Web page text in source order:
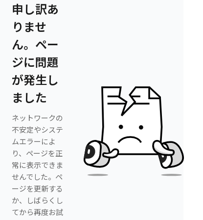
申し訳あ
りませ
ん。ペー
ジに問題
が発生し
ました
ネットワークの
不安定やシステ
ムエラーによ
り、ページを正
常に表示できま
せんでした。ペ
ージを更新する
か、しばらくし
てから再度お試